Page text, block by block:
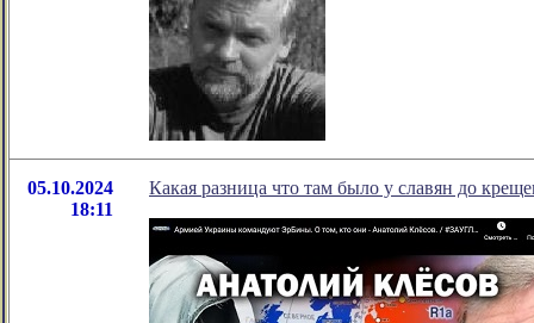
05.10.2024
18:11
Какая разница что там было у славян до